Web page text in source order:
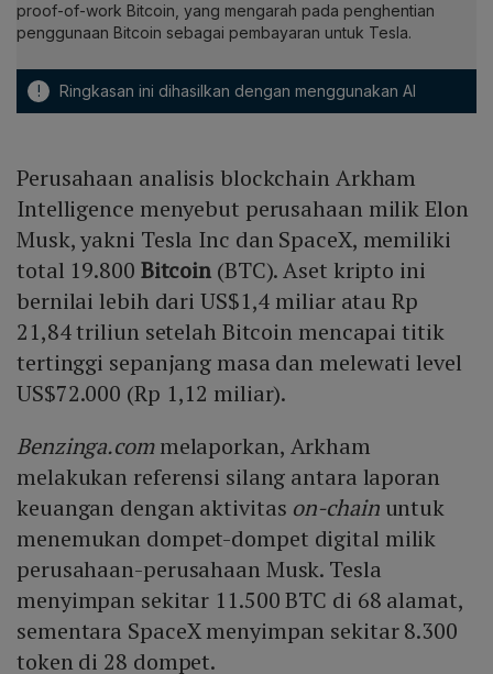
proof-of-work Bitcoin, yang mengarah pada penghentian
penggunaan Bitcoin sebagai pembayaran untuk Tesla.
! Ringkasan ini dihasilkan dengan menggunakan AI
Perusahaan analisis blockchain Arkham
Intelligence menyebut perusahaan milik Elon
Musk, yakni Tesla Inc dan SpaceX, memiliki
total 19.800 Bitcoin (BTC). Aset kripto ini
bernilai lebih dari US$1,4 miliar atau Rp
21,84 triliun setelah Bitcoin mencapai titik
tertinggi sepanjang masa dan melewati level
US$72.000 (Rp 1,12 miliar).
Benzinga.commelaporkan, Arkham
melakukan referensi silang antara laporan
keuangan dengan aktivitas on-chainuntuk
menemukan dompet-dompet digital milik
perusahaan-perusahaan Musk. Tesla
menyimpan sekitar 11.500 BTC di 68 alamat,
sementara SpaceX menyimpan sekitar 8.300
token di 28 dompet.